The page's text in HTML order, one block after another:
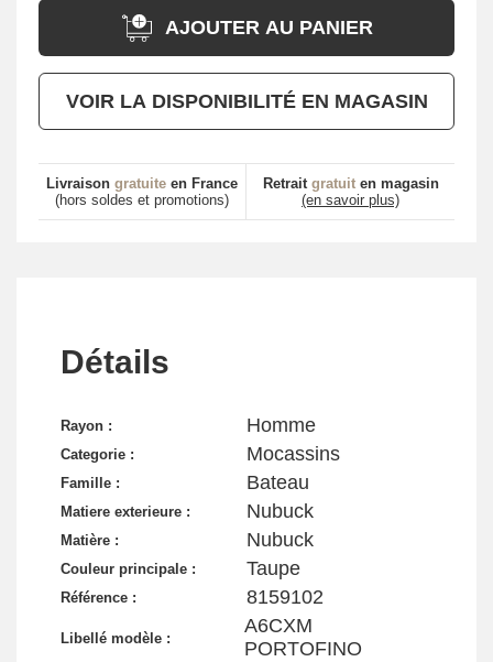
AJOUTER AU PANIER
VOIR LA DISPONIBILITÉ EN MAGASIN
Livraison gratuite en France
(hors soldes et promotions)
Retrait gratuiten magasin
(en savoir plus)
Détails
Rayon : Homme
Categorie : Mocassins
Famille : Bateau
Matiere exterieure : Nubuck
Matière : Nubuck
Couleur principale : Taupe
Référence : 8159102
Libellé modèle :
A6CXM
PORTOFINO